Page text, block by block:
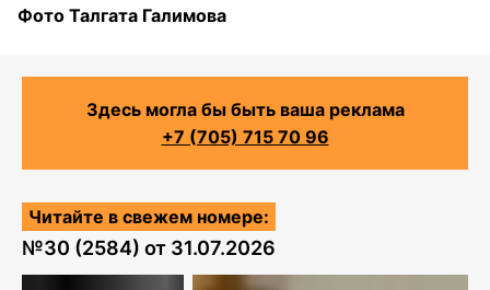
Фото Талгата Галимова
Здесь могла бы быть ваша реклама
+7 (705) 715 70 96
Читайте в свежем номере:
№30 (2584) от 31.07.2026